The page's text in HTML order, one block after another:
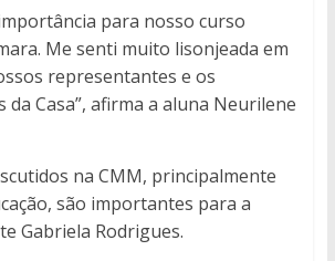
para nosso curso
Me senti muito lisonjeada em
representantes e os
Casa”, afirma a aluna Neurilene
na CMM, principalmente
são importantes para a
Gabriela Rodrigues.